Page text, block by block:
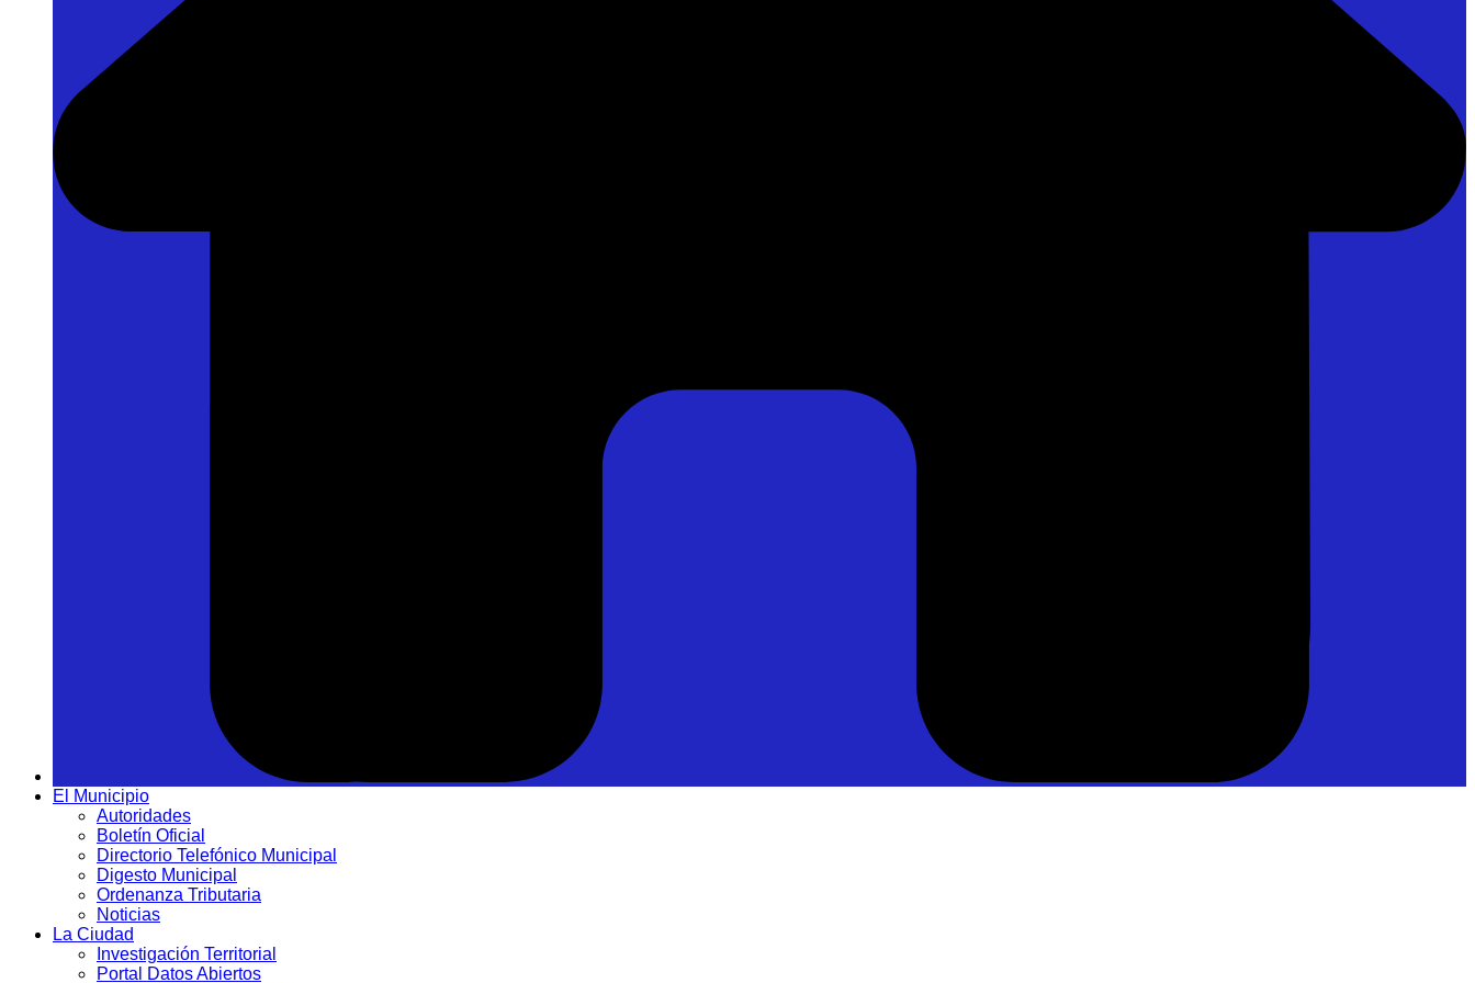
El Municipio
Autoridades
Boletín Oficial
Directorio Telefónico Municipal
Digesto Municipal
Ordenanza Tributaria
Noticias
La Ciudad
Investigación Territorial
Portal Datos Abiertos